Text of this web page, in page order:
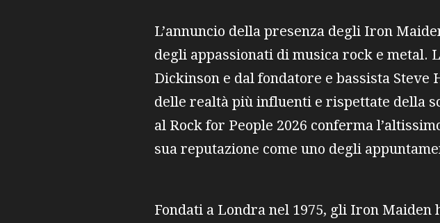
L’annuncio della presenza degli Iron
degli appassionati di musica rock e metal.
Dickinson e dal fondatore e bassista
delle realtà più influenti e rispettate della
al Rock for People 2026 conferma
sua reputazione come uno degli
Fondati a Londra nel 1975, gli Iron